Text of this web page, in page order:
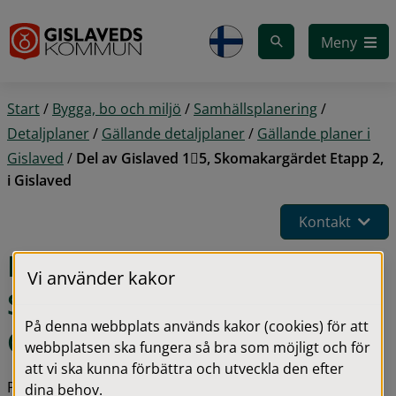
Meny
Start/ Bygga, bo och miljö / Samhällsplanering/
Detaljplaner/ Gällande detaljplaner/ Gällande planer i
Gislaved / Del av Gislaved 15, Skomakargärdet Etapp 2,
i Gislaved
Kontakt
Del av Gislaved 1:5,
Skomakargärdet Etapp 2, i
Gislaved
Planens syfte är att pröva möjligheten att planlägga för
Vi använder kakor
På denna webbplats används kakor (cookies) för att
webbplatsen ska fungera så bra som möjligt och för
att vi ska kunna förbättra och utveckla den efter
dina behov.